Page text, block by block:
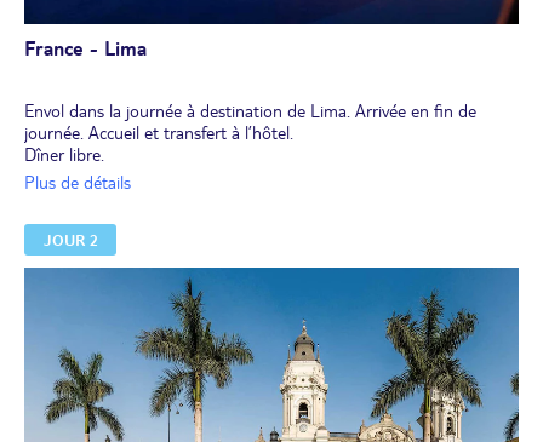
France - Lima
Envol dans la journée à destination de Lima. Arrivée en fin de
journée. Accueil et transfert à l’hôtel.
Dîner libre.
Installation et nuit à l’hôtel.
Plus de détails
JOUR 2